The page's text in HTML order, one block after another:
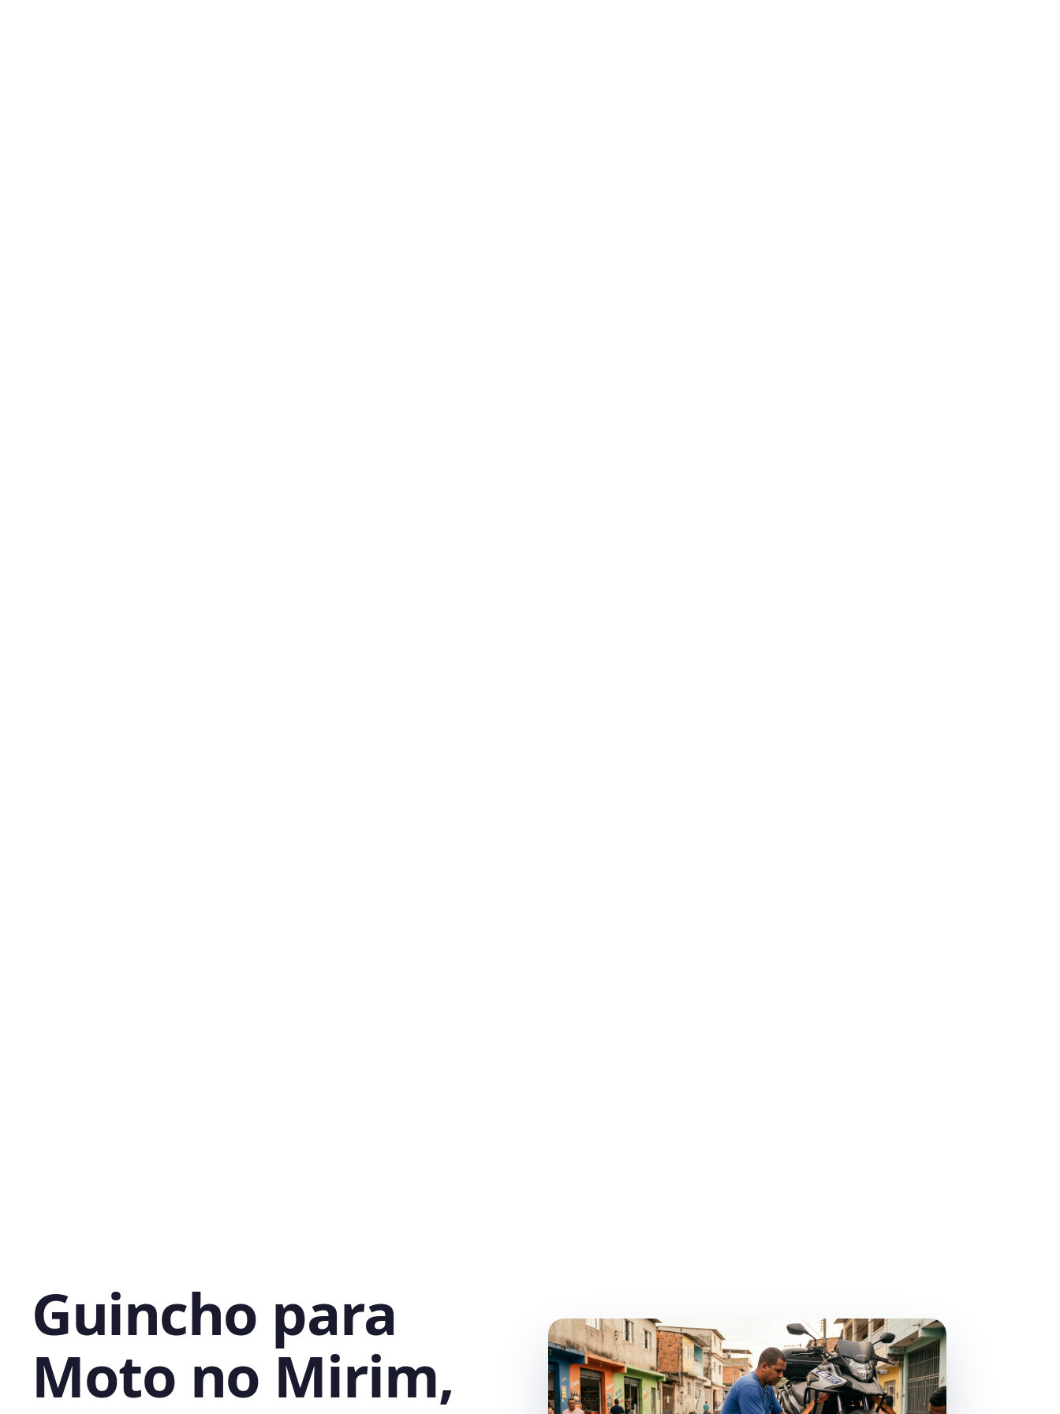
Guincho para
Moto no Mirim,